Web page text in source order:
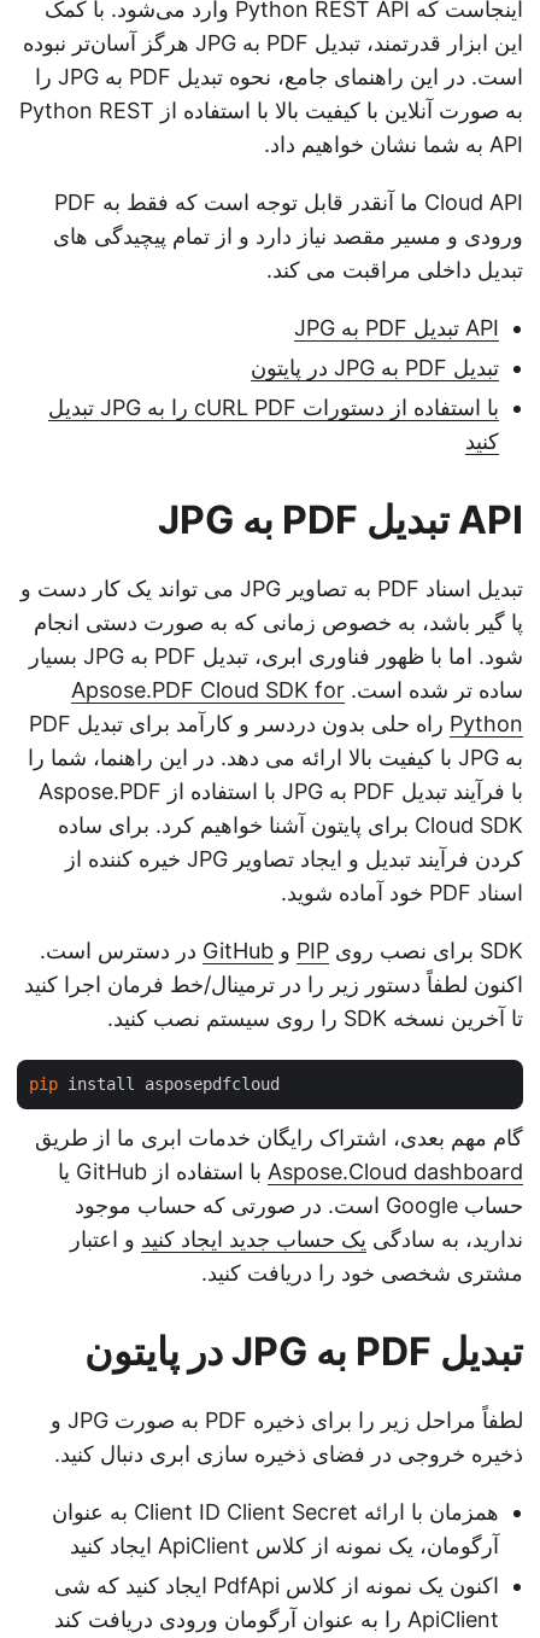
اینجاست که Python REST API وارد می‌شود. با کمک
این ابزار قدرتمند، تبدیل PDF به JPG هرگز آسان‌تر نبوده
است. در این راهنمای جامع، نحوه تبدیل PDF به JPG را
به صورت آنلاین با کیفیت بالا با استفاده از Python REST
API به شما نشان خواهیم داد.
Cloud API ما آنقدر قابل توجه است که فقط به PDF
ورودی و مسیر مقصد نیاز دارد و از تمام پیچیدگی های
تبدیل داخلی مراقبت می کند.
API تبدیل PDF به JPG
تبدیل PDF به JPG در پایتون
با استفاده از دستورات cURL PDF را به JPG تبدیل
کنید
API تبدیل PDF به JPG
تبدیل اسناد PDF به تصاویر JPG می تواند یک کار دست و
پا گیر باشد، به خصوص زمانی که به صورت دستی انجام
شود. اما با ظهور فناوری ابری، تبدیل PDF به JPG بسیار
ساده تر شده است.Apsose.PDF Cloud SDK for
Python
راه حلی بدون دردسر و کارآمد برای تبدیل PDF
به JPG با کیفیت بالا ارائه می دهد. در این راهنما، شما را
با فرآیند تبدیل PDF به JPG با استفاده از Aspose.PDF
Cloud SDK برای پایتون آشنا خواهیم کرد. برای ساده
کردن فرآیند تبدیل و ایجاد تصاویر JPG خیره کننده از
اسناد PDF خود آماده شوید.
SDK برای نصب روی PIPوGitHubدر دسترس است.
اکنون لطفاً دستور زیر را در ترمینال/خط فرمان اجرا کنید
تا آخرین نسخه SDK را روی سیستم نصب کنید.
pip
گام مهم بعدی، اشتراک رایگان خدمات ابری ما از طریق
Aspose.Cloud dashboard
با استفاده از GitHub یا
حساب Google است. در صورتی که حساب موجود
ندارید، به سادگی یک حساب جدید ایجاد کنیدو اعتبار
مشتری شخصی خود را دریافت کنید.
تبدیل PDF به JPG در پایتون
لطفاً مراحل زیر را برای ذخیره PDF به صورت JPG و
ذخیره خروجی در فضای ذخیره سازی ابری دنبال کنید.
همزمان با ارائه Client ID Client Secret به عنوان
آرگومان، یک نمونه از کلاس ApiClient ایجاد کنید
اکنون یک نمونه از کلاس PdfApi ایجاد کنید که شی
ApiClient را به عنوان آرگومان ورودی دریافت کند